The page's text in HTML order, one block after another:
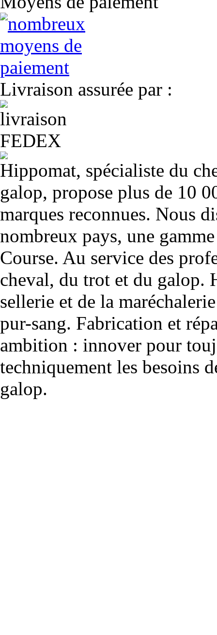
Livraison assurée par :
Hippomat, spécialiste du
galop, propose plus de 10
marques reconnues. Nous
nombreux pays, une
Course. Au service des
cheval, du trot et du galop.
sellerie et de la
pur-sang. Fabrication et
ambition : innover pour
techniquement les besoins
galop.